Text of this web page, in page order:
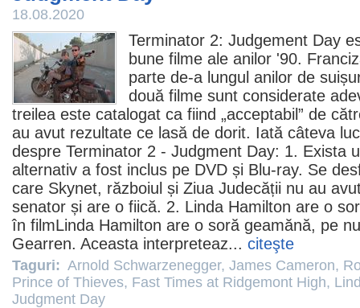
18.08.2020
Terminator 2: Judgement Day
bune filme ale anilor '90.
parte de-a lungul anilor de
două filme sunt considerate
treilea este catalogat ca fiind „acceptabil” de
au avut rezultate ce lasă de dorit. Iată câteva
despre Terminator 2 - Judgment Day: 1. Exista
alternativ a fost inclus pe DVD și Blu-ray. Se
care Skynet, războiul și Ziua Judecății nu au
senator și are o fiică. 2. Linda Hamilton are o
în filmLinda Hamilton are o soră geamănă, pe
Gearren. Aceasta interpreteaz... citeşte
Taguri: Arnold Schwarzenegger, James Cameron,
Prince of Thieves, Fast Times at Ridgemont High,
Judgment Day